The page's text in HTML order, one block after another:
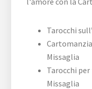
Tarocchi
Missaglia
Tarocchi
Missaglia